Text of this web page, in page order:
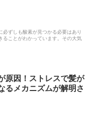
ずしも酸素が見つかる必要はあり
ることがわかっています。その大気
原因！ストレスで髪が
るメカニズムが解明さ